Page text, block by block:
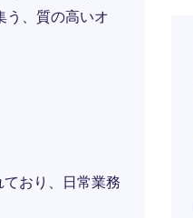
う、質の高いオ
おり、日常業務